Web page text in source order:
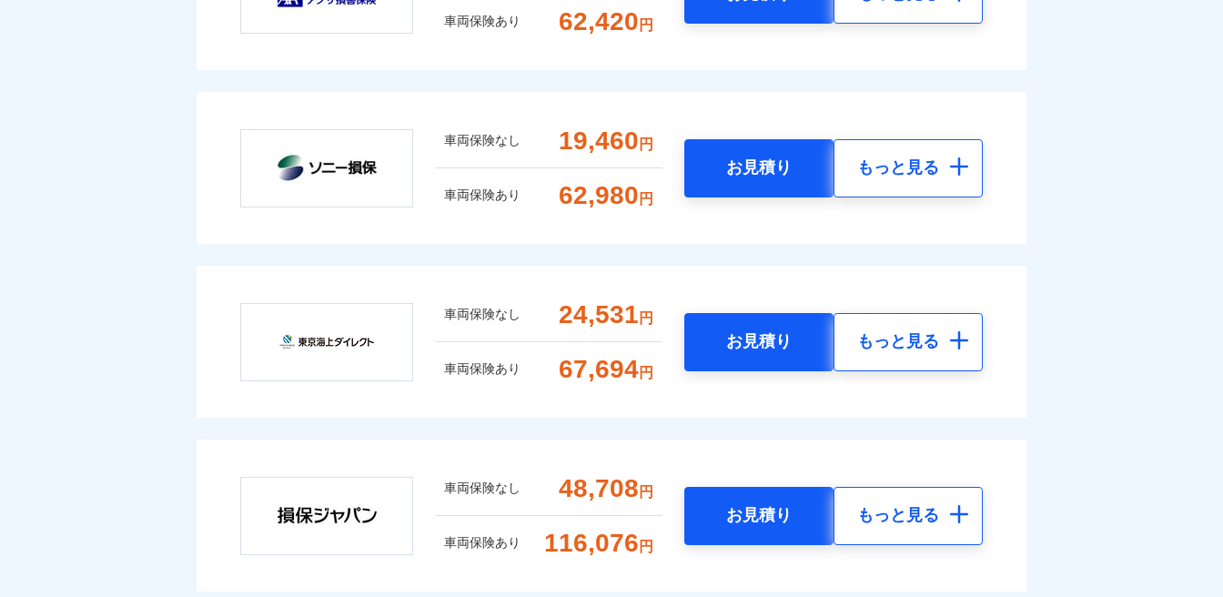
車両保険あり 62,420 円
車両保険なし 19,460 円
車両保険あり 62,980 円
お見積り もっと見る
車両保険なし 24,531 円
車両保険あり 67,694円
お見積り もっと見る
車両保険なし 48,708 円
車両保険あり 116,076 円
お見積り もっと見る